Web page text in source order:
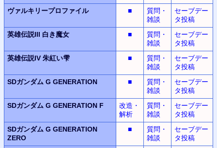
ヴァルキリープロファイル
■
質問・
雑談
セーブデー
タ投稿
英雄伝説III 白き魔女 ■
質問・
雑談
セーブデー
タ投稿
英雄伝説IV 朱紅い雫 ■
質問・
雑談
セーブデー
タ投稿
SDガンダム G GENERATION
■
質問・
雑談
セーブデー
タ投稿
SDガンダム G GENERATION F
改造・
解析
質問・
雑談
セーブデー
タ投稿
SDガンダム G GENERATION
ZERO
■
質問・
雑談
セーブデー
タ投稿